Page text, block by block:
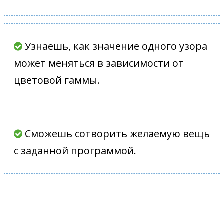
Узнаешь, как значение одного узора
может меняться в зависимости от
цветовой гаммы.
Сможешь сотворить желаемую вещь
с заданной программой.